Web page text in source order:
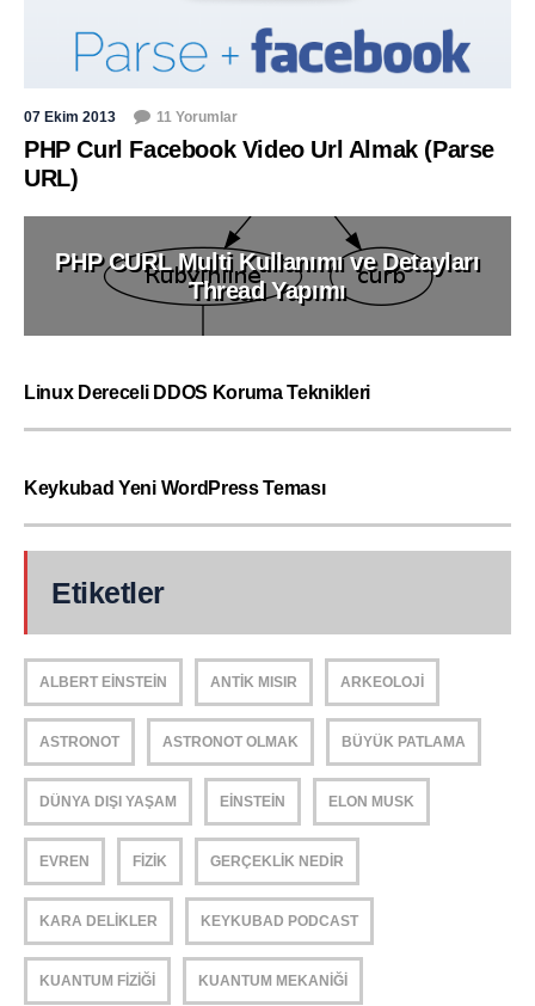
07 Ekim 2013 11 Yorumlar
PHP Curl Facebook Video Url Almak (Parse
URL)
PHP CURL Multi Kullanımı ve Detayları
Thread Yapımı
Linux Dereceli DDOS Koruma Teknikleri
Keykubad Yeni WordPress Teması
Etiketler
ALBERT EINSTEIN ANTIK MISIR ARKEOLOJI
ASTRONOT ASTRONOT OLMAK BÜYÜK PATLAMA
DÜNYA DIŞI YAŞAM EINSTEIN ELON MUSK
EVREN FIZIK GERÇEKLIK NEDIR
KARA DELIKLER KEYKUBAD PODCAST
KUANTUM FIZIĞI KUANTUM MEKANIĞI